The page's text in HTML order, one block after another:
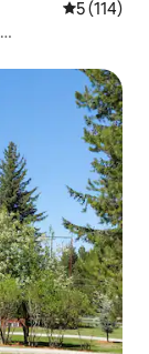
5 de uma
5 (114)